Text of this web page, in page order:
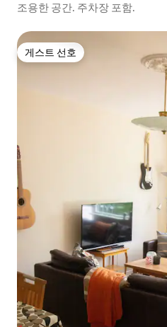
조용한 공간. 주차장 포함.
게스트 선호
게스트 선호